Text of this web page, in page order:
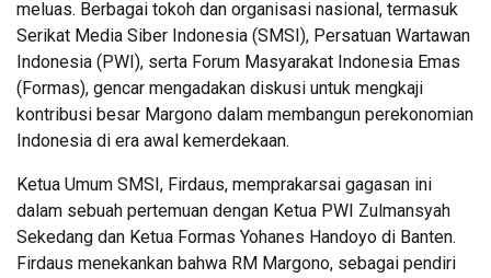
meluas. Berbagai tokoh dan organisasi nasional, termasuk
Serikat Media Siber Indonesia (SMSI), Persatuan Wartawan
Indonesia (PWI), serta Forum Masyarakat Indonesia Emas
(Formas), gencar mengadakan diskusi untuk mengkaji
kontribusi besar Margono dalam membangun perekonomian
Indonesia di era awal kemerdekaan.
Ketua Umum SMSI, Firdaus, memprakarsai gagasan ini
dalam sebuah pertemuan dengan Ketua PWI Zulmansyah
Sekedang dan Ketua Formas Yohanes Handoyo di Banten.
Firdaus menekankan bahwa RM Margono, sebagai pendiri